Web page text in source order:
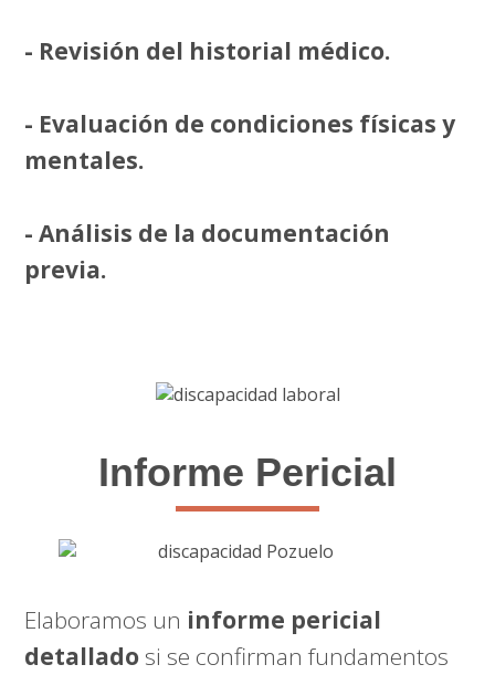
- Revisión del historial médico.
- Evaluación de condiciones físicas y
mentales.
- Análisis de la documentación
previa.
Informe Pericial
Elaboramos un informe pericial
detallado si se confirman fundamentos